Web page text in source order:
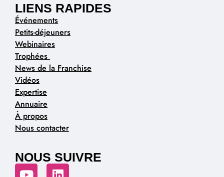
LIENS RAPIDES
Événements
Petits-déjeuners
Webinaires
Trophées
News de la Franchise
Vidéos
Expertise
Annuaire
À propos
Nous contacter
NOUS SUIVRE